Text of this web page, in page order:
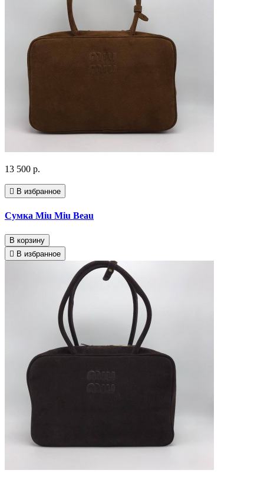
13 500 р.
В избранное
Сумка Miu Miu Beau
В корзину
В избранное